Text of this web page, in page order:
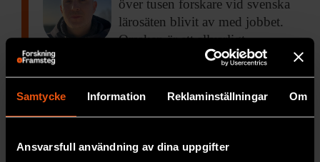
Samtycke Information Reklaminställningar Om
Ansvarsfull användning av dina uppgifter
över tusen forskare vid svenska
lärosäten blivit av med jobbet.
Orsaken är ett allvarligt
systemfel, skriver oceanografen
och klimatforskaren Léon
Chafik.
SAMHÄLLE & KULTUR
FORSKARKOMMENTAR Nils Hansson